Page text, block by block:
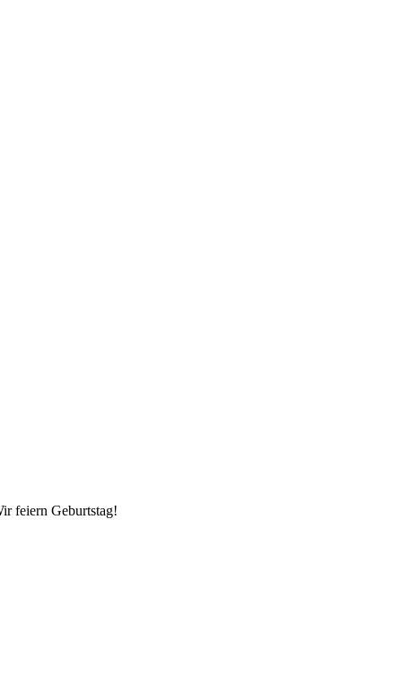
feiern Geburtstag!